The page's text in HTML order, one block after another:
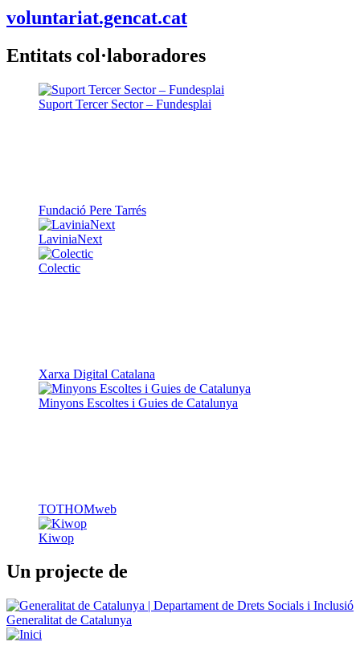
voluntariat.gencat.cat
Entitats col·laboradores
Suport Tercer Sector – Fundesplai
Fundació Pere Tarrés
LaviniaNext
Colectic
Xarxa Digital Catalana
Minyons Escoltes i Guies de Catalunya
TOTHOMweb
Kiwop
Un projecte de
Generalitat de Catalunya